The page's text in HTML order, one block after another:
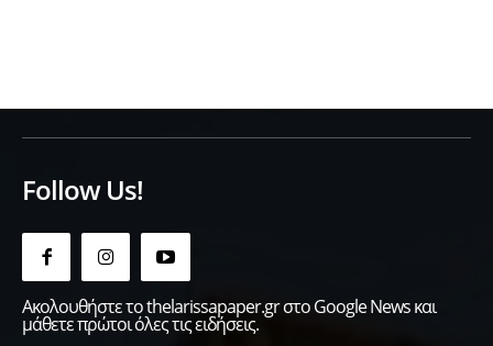
Follow Us!
Ακολουθήστε το thelarissapaper.gr στο Google News και
μάθετε πρώτοι όλες τις ειδήσεις.